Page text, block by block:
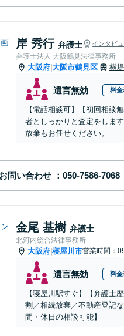
岸 秀行 弁護士 インタビ
弁護士法人 大阪鶴見法律事務所
大阪府 大阪市鶴見区 横
遺言無効 料金
【電話相談可】【初回相談
者としっかりと査定をしま
放棄もお任せください。
問い合わせ
金尾 基樹 弁護士
北河内総合法律事務所
大阪府 寝屋川市営業時間：
遺言無効 料金
【寝屋川駅すぐ】【弁護士
割／相続放棄／不動産登記
間・休日の相談可能】